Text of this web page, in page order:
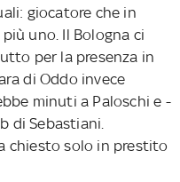
giocatore che in
uno. Il Bologna ci
per la presenza in
di Oddo invece
minuti a Paloschi e -
di Sebastiani.
chiesto solo in prestito